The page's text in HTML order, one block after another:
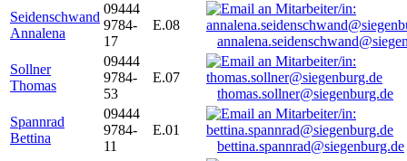
Seidenschwand
Annalena
09444
9784-
17
E.08
Sollner
Thomas
09444
9784-
53
E.07
thomas.sollner@siegenburg.de
Spannrad
Bettina
09444
9784-
11
E.01
bettina.spannrad@siegenburg.de